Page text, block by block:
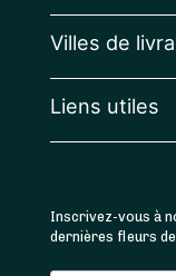
Villes de
Liens utiles
Inscrivez-vous à
dernières fleurs